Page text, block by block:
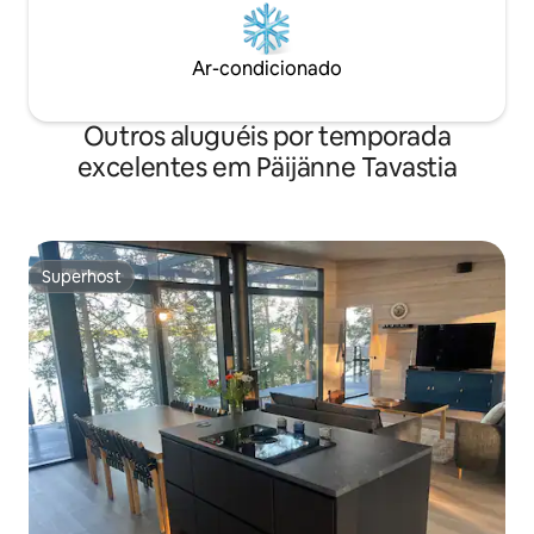
Ar-condicionado
Outros aluguéis por temporada
excelentes em Päijänne Tavastia
Superhost
Superhost